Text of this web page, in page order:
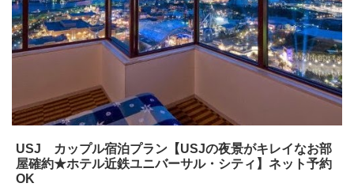
USJ カップル宿泊プラン【USJの夜景がキレイなお部
屋確約★ホテル近鉄ユニバーサル・シティ】ネット予約
OK